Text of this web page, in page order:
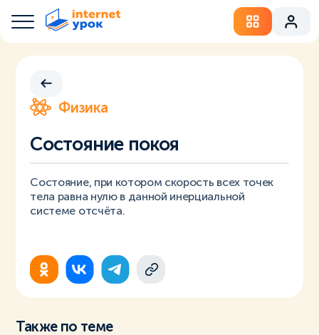
Физика
Состояние покоя
Состояние, при котором скорость всех точек
тела равна нулю в данной инерциальной
системе отсчёта.
Также по теме